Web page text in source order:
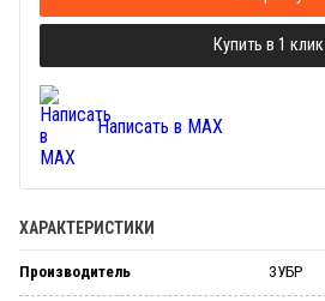
Купить в 1 клик
Написать в MAX
ХАРАКТЕРИСТИКИ
Производитель ЗУБР